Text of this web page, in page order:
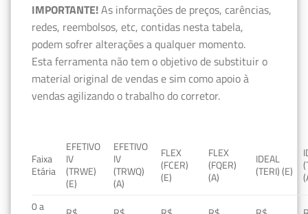
IMPORTANTE!As informações de preços, carências,
redes, reembolsos, etc, contidas nesta tabela,
podem sofrer alterações a qualquer momento.
Esta ferramenta não tem o objetivo de substituir o
material original de vendas e sim como apoio à
vendas agilizando o trabalho do corretor.
Faixa
Etária
EFETIVO
IV
(TRWE)
(E)
EFETIVO
IV
(TRWQ)
(A)
FLEX
(FCER)
(E)
FLEX
(FQER)
(A)
IDEAL
(TERI) (E)
0 a